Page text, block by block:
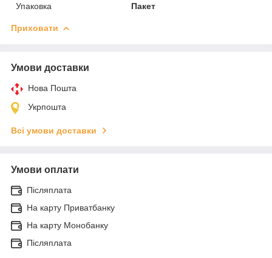
Упаковка
Пакет
Приховати
Умови доставки
Нова Пошта
Укрпошта
Всі умови доставки
Умови оплати
Післяплата
На карту Приватбанку
На карту Монобанку
Післяплата